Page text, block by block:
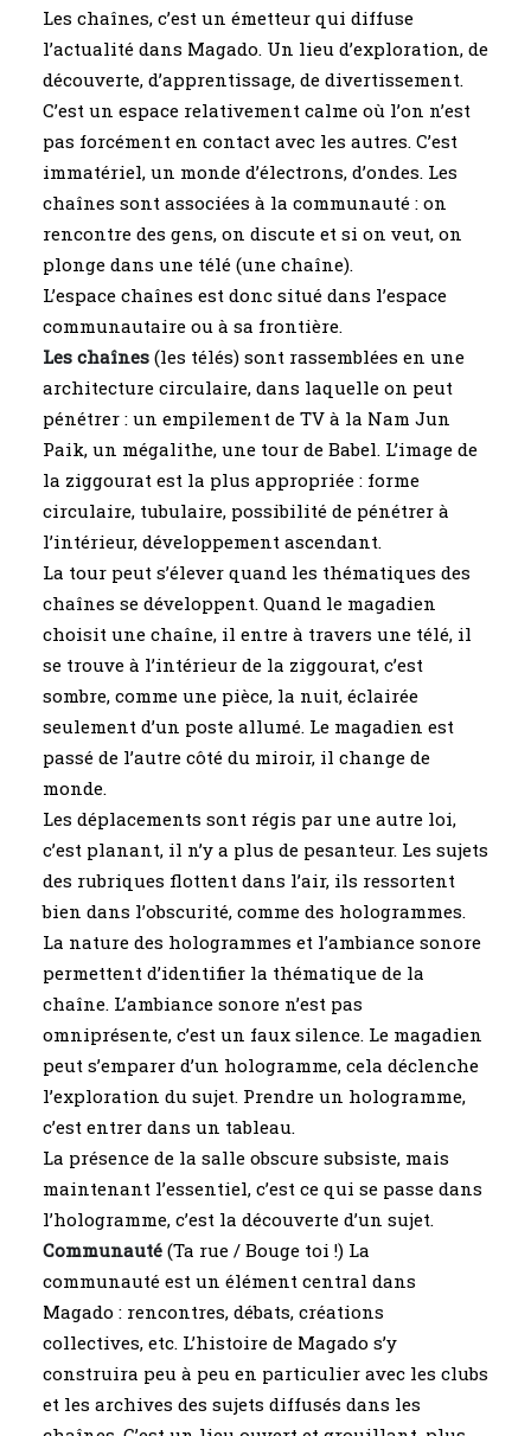
Les chaînes, c’est un émetteur qui diffuse
l’actualité dans Magado. Un lieu d’exploration, de
découverte, d’apprentissage, de divertissement.
C’est un espace relativement calme où l’on n’est
pas forcément en contact avec les autres. C’est
immatériel, un monde d’électrons, d’ondes. Les
chaînes sont associées à la communauté : on
rencontre des gens, on discute et si on veut, on
plonge dans une télé (une chaîne).
L’espace chaînes est donc situé dans l’espace
communautaire ou à sa frontière.
Les chaînes (les télés) sont rassemblées en une
architecture circulaire, dans laquelle on peut
pénétrer : un empilement de TV à la Nam Jun
Paik, un mégalithe, une tour de Babel. L’image de
la ziggourat est la plus appropriée : forme
circulaire, tubulaire, possibilité de pénétrer à
l’intérieur, développement ascendant.
La tour peut s’élever quand les thématiques des
chaînes se développent. Quand le magadien
choisit une chaîne, il entre à travers une télé, il
se trouve à l’intérieur de la ziggourat, c’est
sombre, comme une pièce, la nuit, éclairée
seulement d’un poste allumé. Le magadien est
passé de l’autre côté du miroir, il change de
monde.
Les déplacements sont régis par une autre loi,
c’est planant, il n’y a plus de pesanteur. Les sujets
des rubriques flottent dans l’air, ils ressortent
bien dans l’obscurité, comme des hologrammes.
La nature des hologrammes et l’ambiance sonore
permettent d’identifier la thématique de la
chaîne. L’ambiance sonore n’est pas
omniprésente, c’est un faux silence. Le magadien
peut s’emparer d’un hologramme, cela déclenche
l’exploration du sujet. Prendre un hologramme,
c’est entrer dans un tableau.
La présence de la salle obscure subsiste, mais
maintenant l’essentiel, c’est ce qui se passe dans
l’hologramme, c’est la découverte d’un sujet.
Communauté (Ta rue / Bouge toi !) La
communauté est un élément central dans
Magado : rencontres, débats, créations
collectives, etc. L’histoire de Magado s’y
construira peu à peu en particulier avec les clubs
et les archives des sujets diffusés dans les